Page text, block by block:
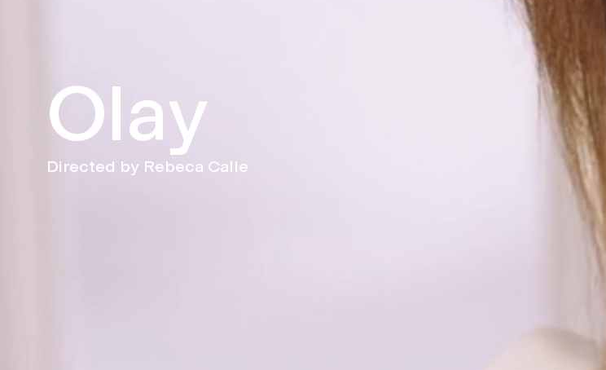
Olay
Directed by Rebeca Calle